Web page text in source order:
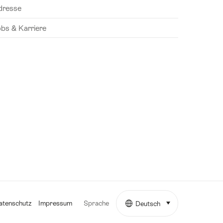
& Karriere
Impressum Sprache Deutsch auswählen (klicken